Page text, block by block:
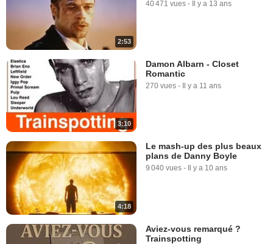
2:53
40 471 vues - Il y a 13 ans
3:10
Damon Albarn - Closet
Romantic
270 vues - Il y a 11 ans
4:18
Le mash-up des plus beaux
plans de Danny Boyle
9 040 vues - Il y a 10 ans
Aviez-vous remarqué ?
Trainspotting